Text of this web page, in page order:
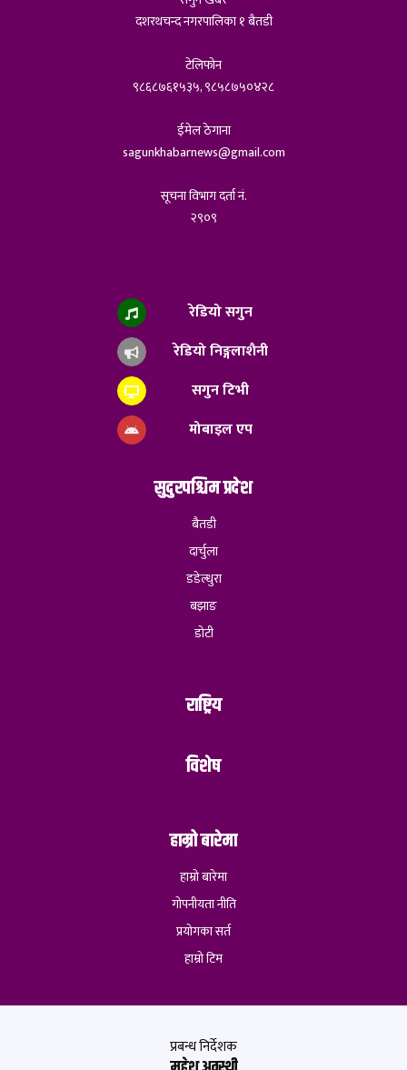
दशरथचन्द नगरपालिका १ बैतडी
टेलिफोन
९८६८७६१५३५, ९८५८७५०४२८
ईमेल ठेगाना
sagunkhabarnews@gmail.com
सूचना विभाग दर्ता नं.
२९०९
रेडियो सगुन
रेडियो निङ्गलाशैनी
सगुन टिभी
मोबाइल एप
सुदुरपश्चिम प्रदेश
बैतडी
दार्चुला
डडेल्धुरा
बझाङ
डोटी
राष्ट्रिय
विशेष
हाम्रो बारेमा
हाम्रो बारेमा
गोपनीयता नीति
प्रयोगका सर्त
हाम्रो टिम
प्रबन्ध निर्देशक